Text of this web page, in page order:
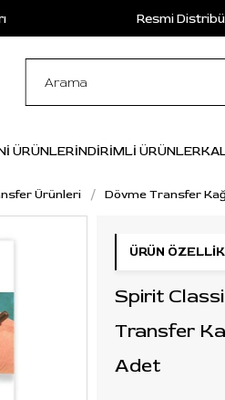
Resmi
ÜRÜNLERİNDİRİMLİ ÜRÜNLER
Ürünleri Dövme Transfer
ÜRÜN
Spirit
Transfer
Adet